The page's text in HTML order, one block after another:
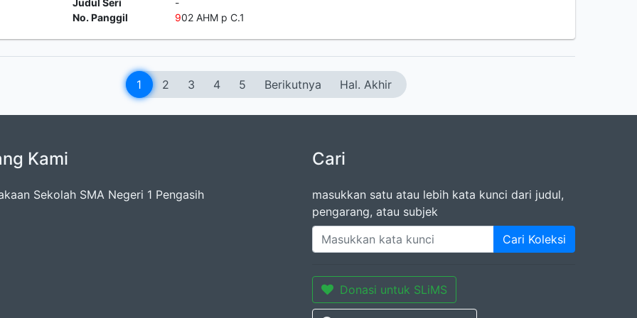
Judul Seri
-
No. Panggil
902 AHM p C.1
1 2 3 4 5 Berikutnya Hal. Akhir
Kami
Sekolah SMA Negeri 1 Pengasih
Cari
masukkan satu atau lebih kata kunci dari judul,
pengarang, atau subjek
Cari Koleksi
Donasi untuk SLiMS